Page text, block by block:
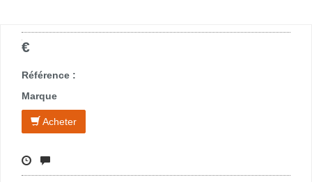
€
Référence :
Marque
Acheter